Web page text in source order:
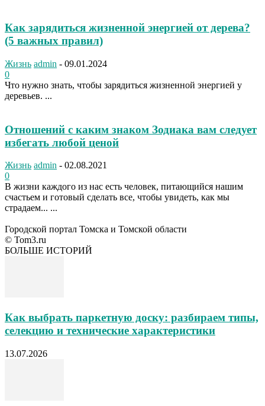
Как зарядиться жизненной энергией от дерева?
(5 важных правил)
Жизнь admin - 09.01.2024
0
Что нужно знать, чтобы зарядиться жизненной энергией у
деревьев. ...
Отношений с каким знаком Зодиака вам следует
избегать любой ценой
Жизнь admin - 02.08.2021
0
В жизни каждого из нас есть человек, питающийся нашим
счастьем и готовый сделать все, чтобы увидеть, как мы
страдаем... ...
Городской портал Томска и Томской области
© Tom3.ru
БОЛЬШЕ ИСТОРИЙ
Как выбрать паркетную доску: разбираем типы,
селекцию и технические характеристики
13.07.2026